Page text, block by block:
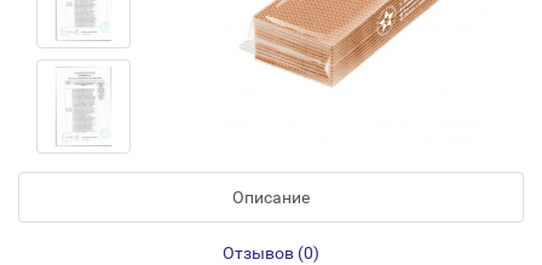
Описание
Отзывов (0)